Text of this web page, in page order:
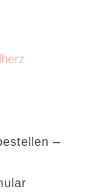
–